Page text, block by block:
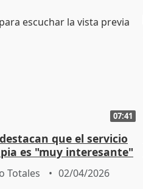
07:41
que el servicio
es "muy interesante"
Totales 02/04/2026